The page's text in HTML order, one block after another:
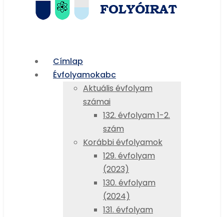
Címlap
Évfolyamokabc
Aktuális évfolyam
számai
132. évfolyam 1-2.
szám
Korábbi évfolyamok
129. évfolyam
(2023)
130. évfolyam
(2024)
131. évfolyam